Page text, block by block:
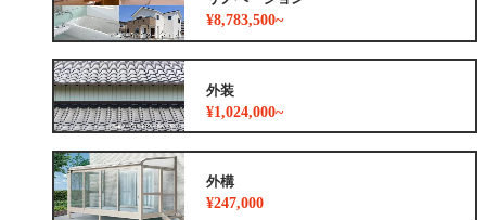
¥8,783,500~
外装
¥1,024,000~
外構
¥247,000